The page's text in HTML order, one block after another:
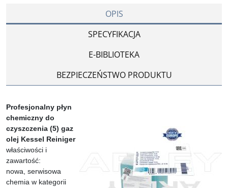
OPIS
SPECYFIKACJA
E-BIBLIOTEKA
BEZPIECZEŃSTWO PRODUKTU
Profesjonalny płyn
chemiczny do
czyszczenia (5) gaz
olej Kessel Reiniger
właściwości i
zawartość:
nowa, serwisowa
chemia w kategorii